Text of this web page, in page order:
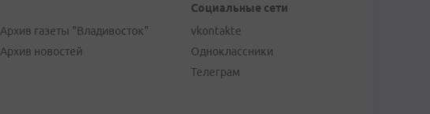
Архив газеты "Владивосток"
Архив новостей
Социальные сети
vkontakte
Одноклассники
Телеграм